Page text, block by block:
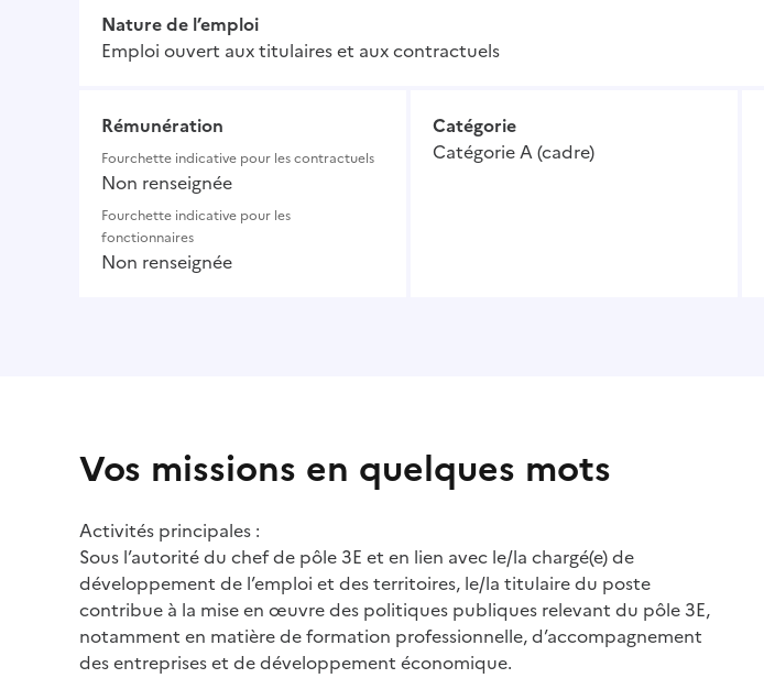
Nature de l’emploi
Emploi ouvert aux titulaires et aux contractuels
Rémunération
Fourchette indicative pour les contractuels
Non renseignée
Fourchette indicative pour les
fonctionnaires
Non renseignée
Catégorie
Catégorie A (cadre)
Vos missions en quelques mots
Activités principales :
Sous l’autorité du chef de pôle 3E et en lien avec le/la chargé(e) de
développement de l’emploi et des territoires, le/la titulaire du poste
contribue à la mise en œuvre des politiques publiques relevant du pôle 3E,
notamment en matière de formation professionnelle, d’accompagnement
des entreprises et de développement économique.